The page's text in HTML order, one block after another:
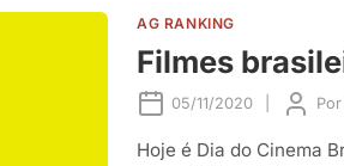
AG RANKING
Filmes
05/11/2020 Por
Hoje é Dia do Cinema